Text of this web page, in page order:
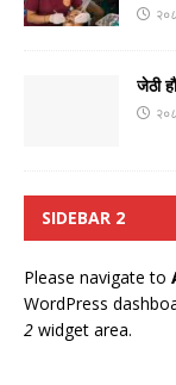
जेठी
SIDEBAR 2
Please navigate to
WordPress
2 widget area.